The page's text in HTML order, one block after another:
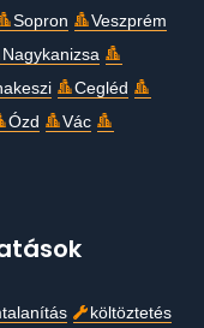
Sopron
Veszprém
Nagykanizsa
Cegléd
Ózd
Vác
költöztetés